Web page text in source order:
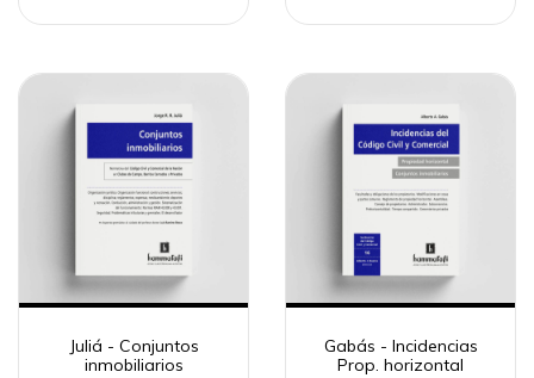
Juliá - Conjuntos
inmobiliarios
Gabás - Incidencias
Prop. horizontal